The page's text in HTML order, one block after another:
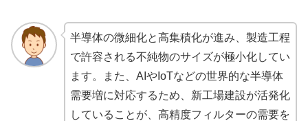
半導体の微細化と高集積化が進み、製造工程
で許容される不純物のサイズが極小化してい
ます。また、AIやIoTなどの世界的な半導体
需要増に対応するため、新工場建設が活発化
していることが、高精度フィルターの需要を